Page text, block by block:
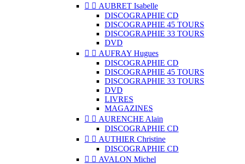
  AUBRET Isabelle
DISCOGRAPHIE CD
DISCOGRAPHIE 45 TOURS
DISCOGRAPHIE 33 TOURS
DVD
  AUFRAY Hugues
DISCOGRAPHIE CD
DISCOGRAPHIE 45 TOURS
DISCOGRAPHIE 33 TOURS
DVD
LIVRES
MAGAZINES
  AURENCHE Alain
DISCOGRAPHIE CD
  AUTHIER Christine
DISCOGRAPHIE CD
  AVALON Michel